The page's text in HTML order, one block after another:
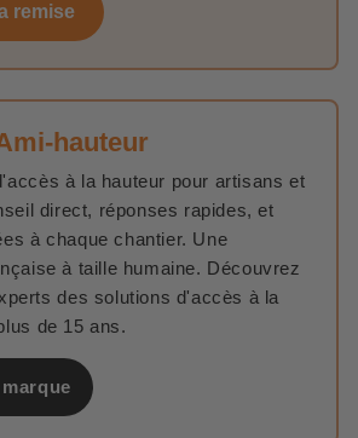
remise
hauteur
à la hauteur pour artisans et
direct, réponses rapides, et
à chaque chantier. Une
à taille humaine. Découvrez
des solutions d'accès à la
de 15 ans.